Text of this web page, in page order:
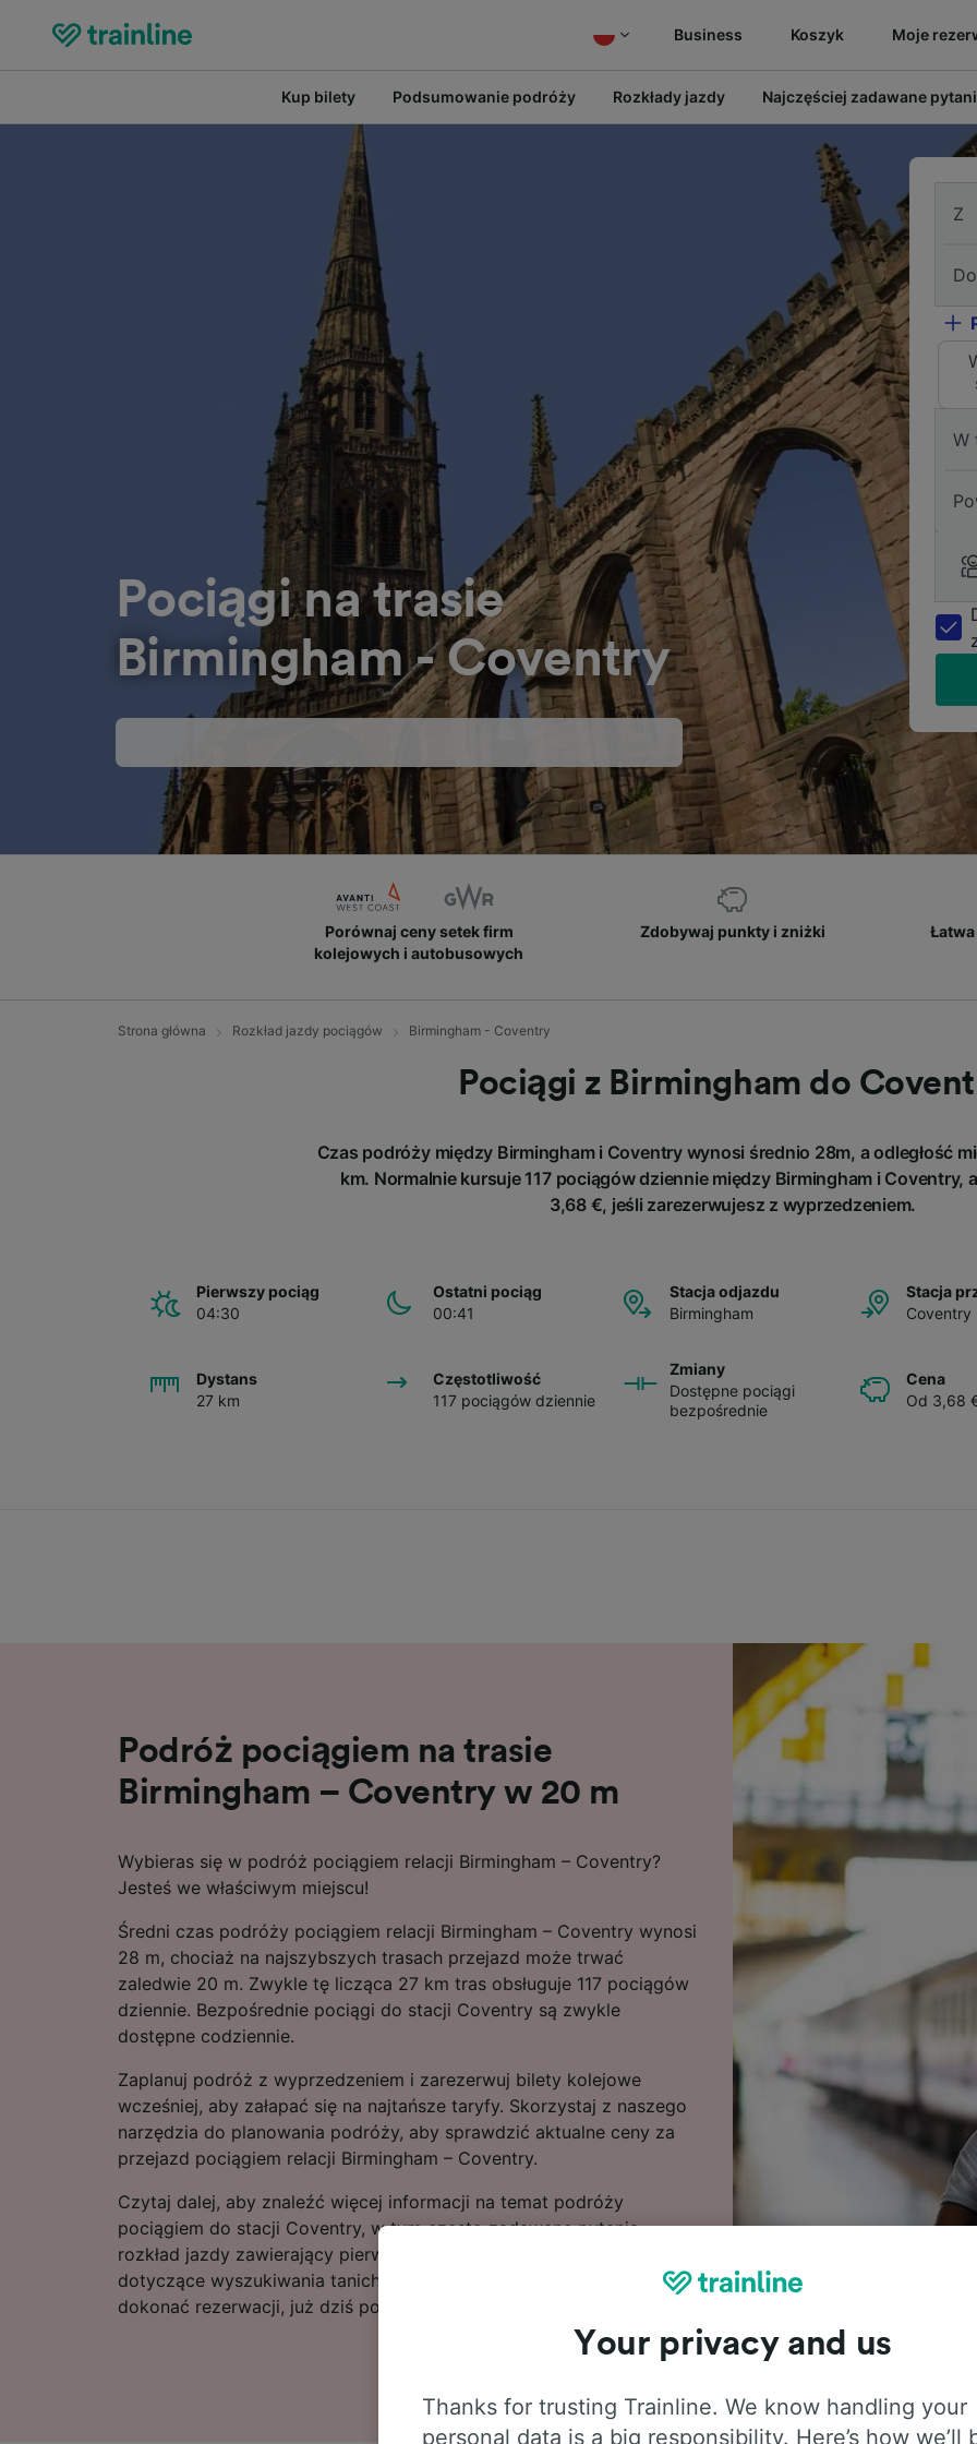
Business Koszyk Moje
Kup bilety Podsumowanie podróży Rozkłady jazdy Najczęściej zadawane
Pociągi na trasie
Birmingham - Coventry
Z
Do
W
Porównaj ceny setek firm
kolejowych i autobusowych
Zdobywaj punkty i zniżki
Strona główna Rozkład jazdy pociągów Birmingham - Coventry
Pociągi z Birmingham do
Czas podróży między Birmingham i Coventry wynosi średnio 28m, a odległość
km. Normalnie kursuje 117 pociągów dziennie między Birmingham i Coventry,
3,68 €, jeśli zarezerwujesz z wyprzedzeniem.
Pierwszy pociąg
04:30
Ostatni pociąg
00:41
Stacja odjazdu
Birmingham
Stacja
Coventry
Dystans
27 km
Częstotliwość
117 pociągów dziennie
Zmiany
Dostępne pociągi
bezpośrednie
Cena
Od 3,68
Podróż pociągiem na trasie
Birmingham – Coventry w 20 m
Wybieras się w podróż pociągiem relacji Birmingham – Coventry?
Jesteś we właściwym miejscu!
Średni czas podróży pociągiem relacji Birmingham – Coventry wynosi
28 m, chociaż na najszybszych trasach przejazd może trwać
zaledwie 20 m. Zwykle tę licząca 27 km tras obsługuje 117 pociągów
dziennie. Bezpośrednie pociągi do stacji Coventry są zwykle
dostępne codziennie.
Zaplanuj podróż z wyprzedzeniem i zarezerwuj bilety kolejowe
wcześniej, aby załapać się na najtańsze taryfy. Skorzystaj z naszego
narzędzia do planowania podróży, aby sprawdzić aktualne ceny za
przejazd pociągiem relacji Birmingham – Coventry.
Czytaj dalej, aby znaleźć więcej informacji na temat podróży
pociągiem do stacji Coventry, w tym często zadawane pytania,
rozkład jazdy zawierający pierwszy i ostatni kurs oraz wskazówki
dotyczące wyszukiwania tanich biletów kolejowych. Jeśli chcesz
dokonać rezerwacji, już dziś poszukaj biletów w naszym serwisie.
Your privacy and us
Thanks for trusting Trainline. We know handling your
personal data is a big responsibility. Here’s how we’ll